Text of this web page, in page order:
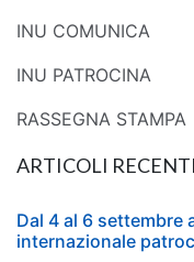
INU COMUNICA
INU PATROCINA
RASSEGNA STAMPA
ARTICOLI RECENTI
Dal 4 al 6 settembre
internazionale